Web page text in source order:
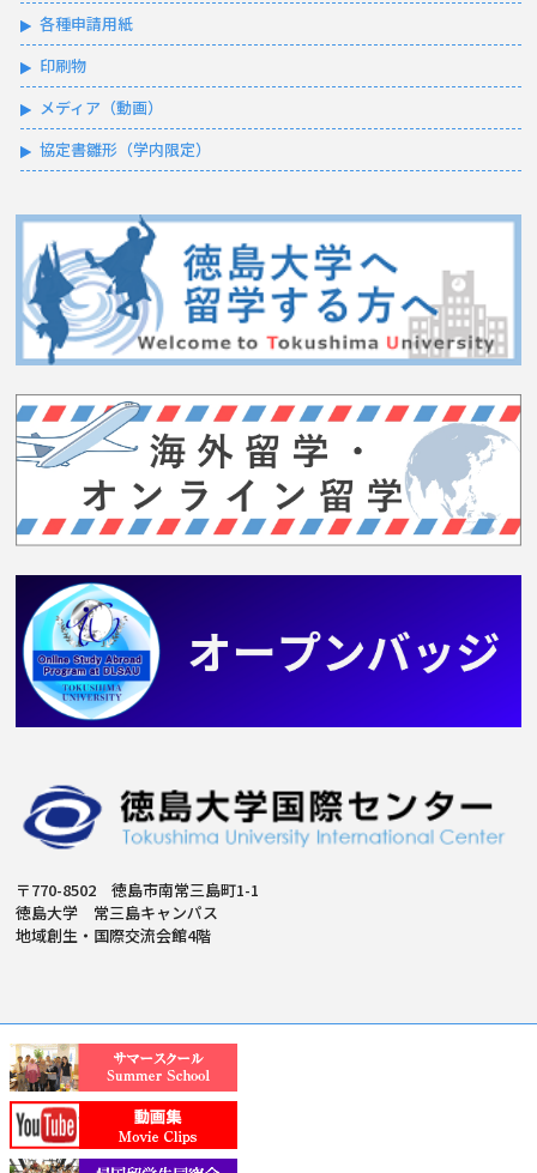
各種申請用紙
印刷物
メディア（動画）
協定書雛形（学内限定）
〒770-8502 徳島市南常三島町1-1
徳島大学 常三島キャンパス
地域創生・国際交流会館4階